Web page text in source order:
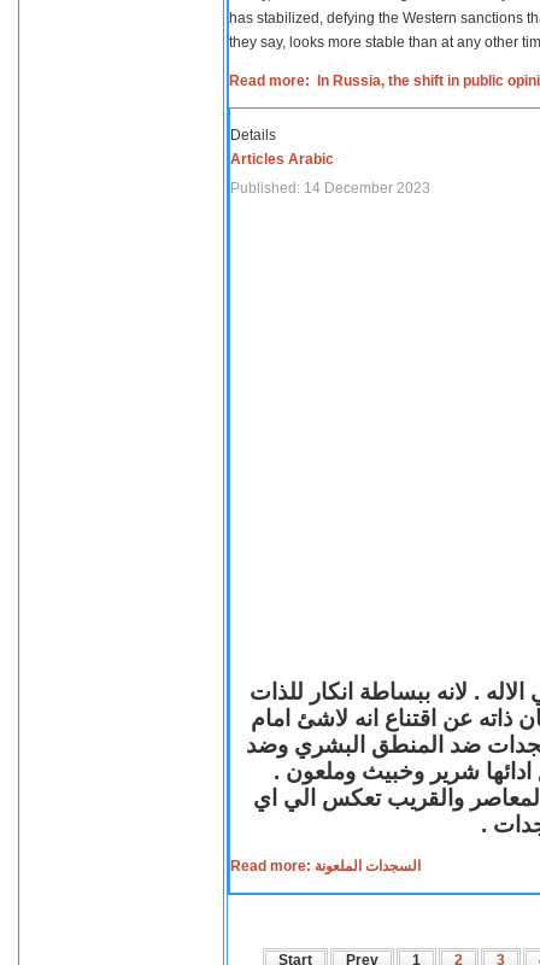
has stabilized, defying the Western sanctions
they say, looks more stable than at any other
Read more: In Russia, the shift in public
Details
Articles Arabic
Published: 14 December 2023
. لانه ببساطة انكار للذات
ذاته عن اقتناع انه لاشئ امام
ضد المنطق البشري وضد
ادائها شرير وخبيث وملعون .
المعاصر والقريب تعكس الي اي
.
Read more: السجدات الملعونة
Start Prev 1 2 3